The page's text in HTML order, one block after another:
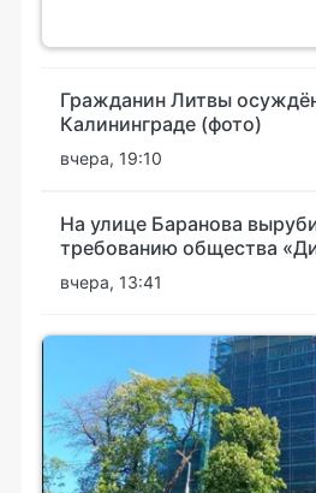
Гражданин Литвы
Калининграде (фото)
вчера, 19:10
На улице Баранова
требованию общества
вчера, 13:41